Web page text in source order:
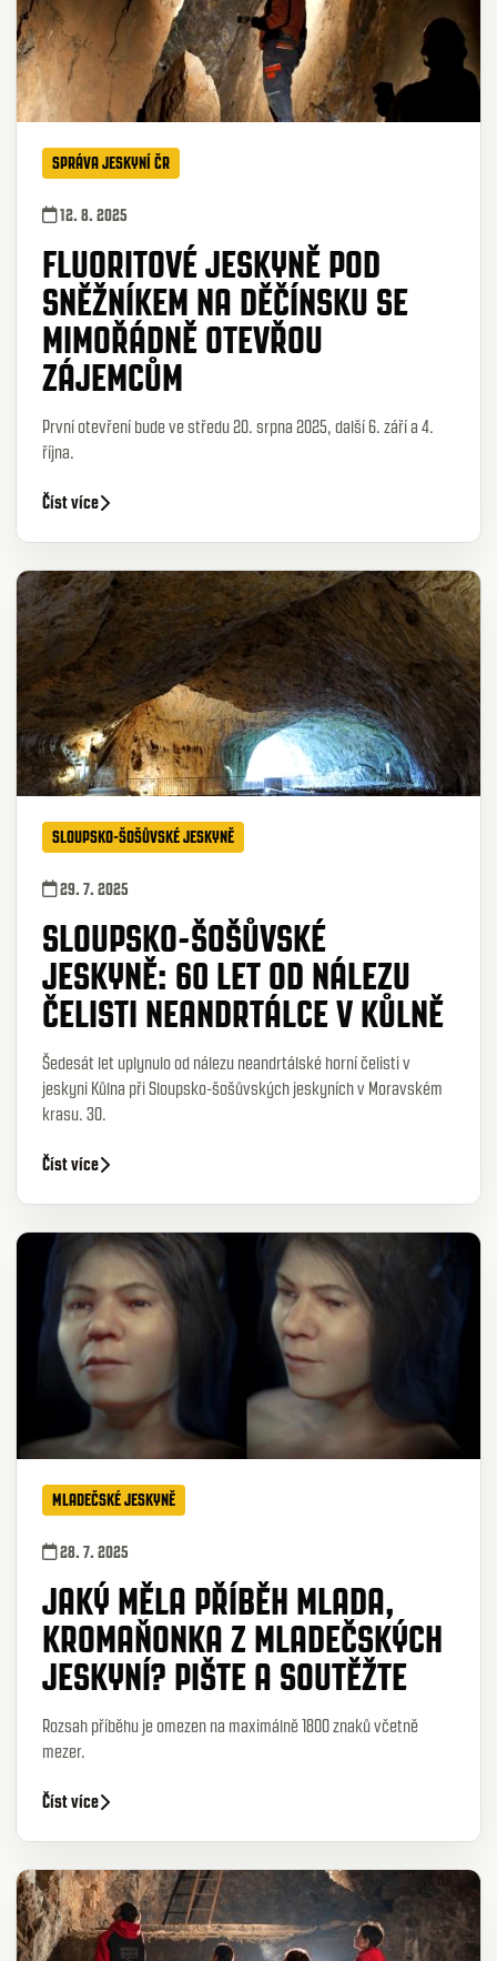
SPRÁVA JESKYNÍ ČR
12. 8. 2025
FLUORITOVÉ JESKYNĚ POD
SNĚŽNÍKEM NA DĚČÍNSKU SE
MIMOŘÁDNĚ OTEVŘOU
ZÁJEMCŮM
První otevření bude ve středu 20. srpna 2025, další 6. září a 4.
října.
Číst více
SLOUPSKO-ŠOŠŮVSKÉ JESKYNĚ
29. 7. 2025
SLOUPSKO-ŠOŠŮVSKÉ
JESKYNĚ: 60 LET OD NÁLEZU
ČELISTI NEANDRTÁLCE V KŮLNĚ
Šedesát let uplynulo od nálezu neandrtálské horní čelisti v
jeskyni Kůlna při Sloupsko-šošůvských jeskyních v Moravském
krasu. 30.
Číst více
MLADEČSKÉ JESKYNĚ
28. 7. 2025
JAKÝ MĚLA PŘÍBĚH MLADA,
KROMAŇONKA Z MLADEČSKÝCH
JESKYNÍ? PIŠTE A SOUTĚŽTE
Rozsah příběhu je omezen na maximálně 1800 znaků včetně
mezer.
Číst více